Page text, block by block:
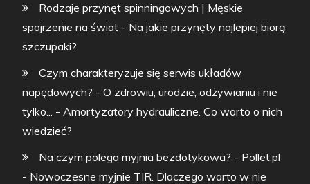
Rodzaje przynęt spinningowych | Męskie
spojrzenie na świat - Na jakie przynęty najlepiej biorą
szczupaki?
Czym charakteryzuje się serwis układów
napędowych? - O zdrowiu, urodzie, odżywianiu i nie
tylko... -Amortyzatory hydrauliczne. Co warto o nich
wiedzieć?
Na czym polega myjnia bezdotykowa? - Pollet.pl
- Nowoczesne myjnie TIR. Dlaczego warto w nie